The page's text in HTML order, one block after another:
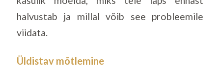
halvustab ja millal võib see probleemile
viidata.
Üldistav mõtlemine